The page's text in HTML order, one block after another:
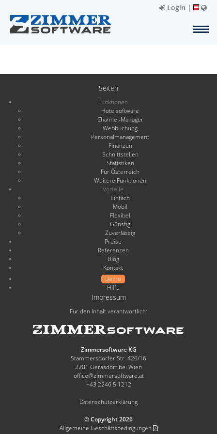
Login |
Seiten
Funktionen
Hotelsoftware
Channel-Manager
Webbuchung
Personalmanagement
Finanzen
Schnittstellen
Statistiken
Für Österreich
Weitere Funktionen
Vorteile
Einfach
Mobil
Flexibel
Günstig
Zuverlässig
Preise
Referenzen
Blog
Kontakt
Demo
Hilfe
Impressum
Für den Inhalt verantwortlich:
Zimmersoftware KG
Stammersdorfer Str. 420/16
2201 Gerasdorf bei Wien
office@zimmersoftware.at
+43 2246 5 1212
Datenschutzerklärung
© Copyright 2026
Allgemeine Geschäftsbedingungen